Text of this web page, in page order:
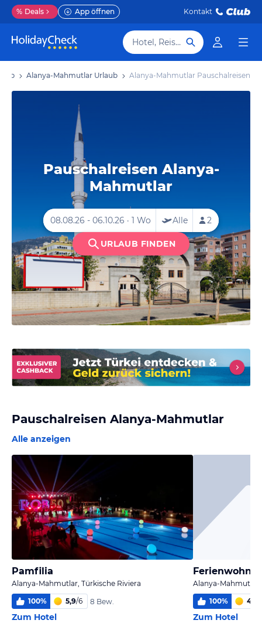
% Deals App öffnen Kontakt
Hotel, Reiseziel
Alanya-Mahmutlar Urlaub Alanya-Mahmutlar Pauschalreisen
Pauschalreisen Alanya-
Mahmutlar
Pauschalreisen Alanya-Mahmutlar
Alle anzeigen
Pamfilia
Alanya-Mahmutlar, Türkische Riviera
100% 5,9/6 8 Bew.
Zum Hotel
Alanya-Mahmutlar,
100% 4,8
Zum Hotel